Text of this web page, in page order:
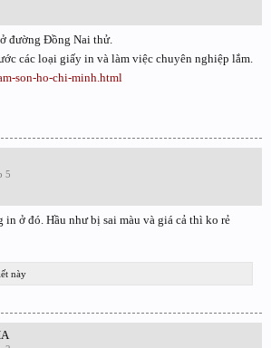
đường Đồng Nai thử.
các loại giấy in và làm việc chuyên nghiệp lắm.
son-ho-chi-minh.html
5
in ở đó. Hầu như bị sai màu và giá cả thì ko rẻ
này